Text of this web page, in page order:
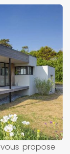
vous propose